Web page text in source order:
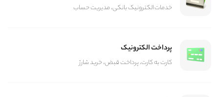
خدمات الکترونیک بانکی، مدیریت حساب
پرداخت الکترونیک
کارت به کارت، پرداخت قبض، خرید شارژ